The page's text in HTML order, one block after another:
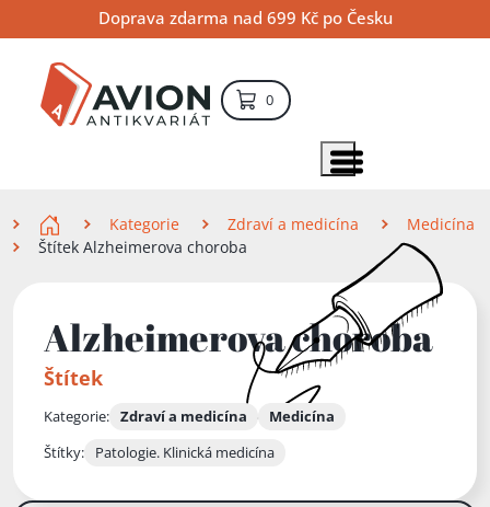
na
obsah
na
navigaci
na
vyhledávání
Doprava zdarma nad 699 Kč po Česku
0položek – košík
Zobrazit položky menu
Kategorie Zdraví a medicína
Medicína
Štítek Alzheimerova choroba
Alzheimerova choroba
Štítek
Kategorie: Zdraví a medicína
Medicína
Štítky:
Patologie. Klinická medicína